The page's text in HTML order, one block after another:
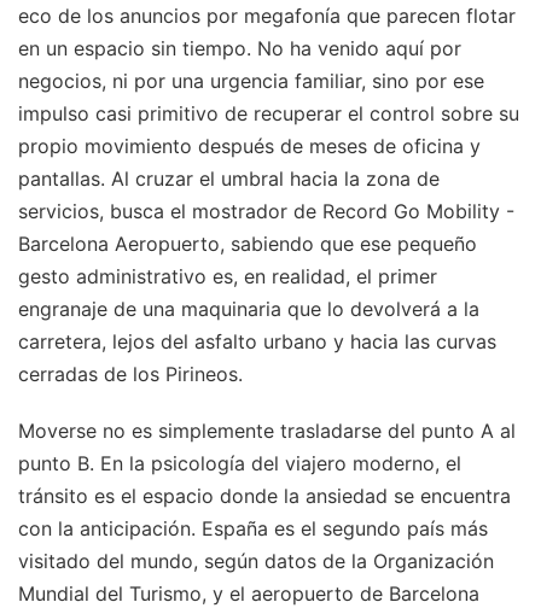
eco de los anuncios por megafonía que parecen flotar
en un espacio sin tiempo. No ha venido aquí por
negocios, ni por una urgencia familiar, sino por ese
impulso casi primitivo de recuperar el control sobre su
propio movimiento después de meses de oficina y
pantallas. Al cruzar el umbral hacia la zona de
servicios, busca el mostrador de Record Go Mobility -
Barcelona Aeropuerto, sabiendo que ese pequeño
gesto administrativo es, en realidad, el primer
engranaje de una maquinaria que lo devolverá a la
carretera, lejos del asfalto urbano y hacia las curvas
cerradas de los Pirineos.
Moverse no es simplemente trasladarse del punto A al
punto B. En la psicología del viajero moderno, el
tránsito es el espacio donde la ansiedad se encuentra
con la anticipación. España es el segundo país más
visitado del mundo, según datos de la Organización
Mundial del Turismo, y el aeropuerto de Barcelona